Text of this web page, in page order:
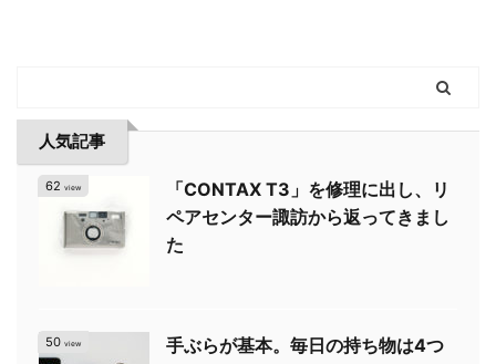
人気記事
62 view
「CONTAX T3」を修理に出し、リ
ペアセンター諏訪から返ってきまし
た
50 view
手ぶらが基本。毎日の持ち物は4つ